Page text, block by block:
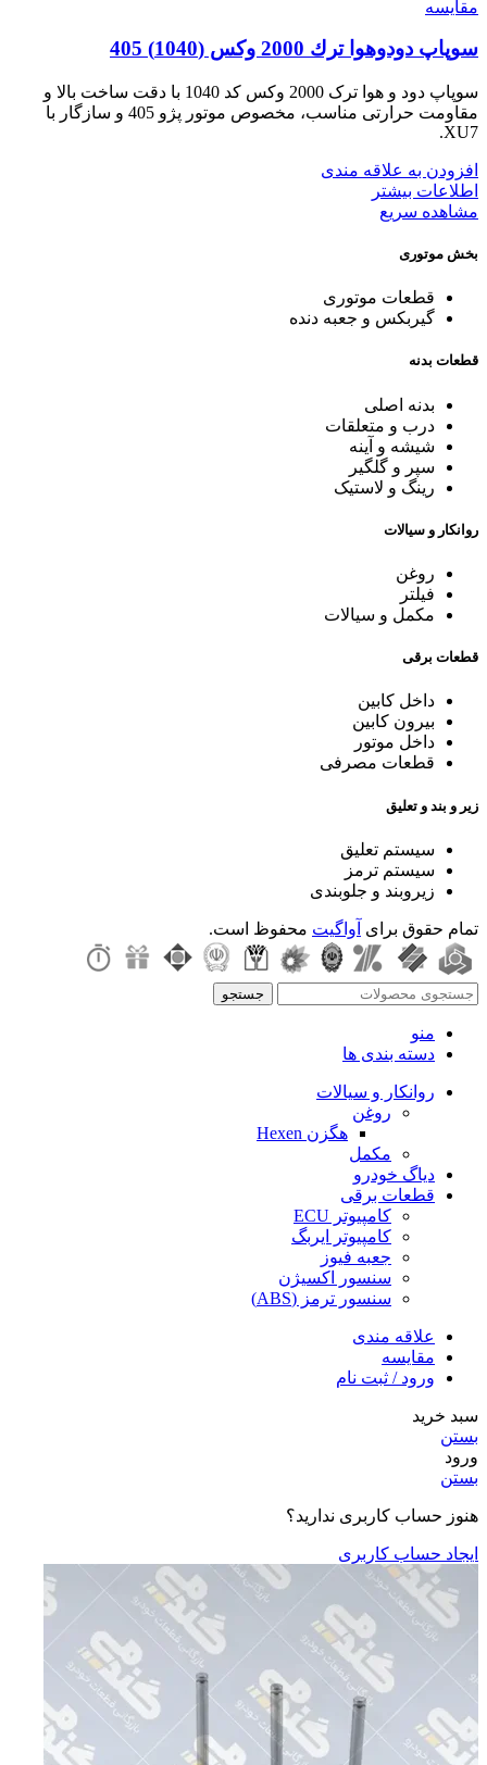
مقایسه
سوپاپ دودوهوا ترك 2000 وكس (1040) 405
سوپاپ دود و هوا ترک 2000 وکس کد 1040 با دقت ساخت بالا و
مقاومت حرارتی مناسب، مخصوص موتور پژو 405 و سازگار با
XU7.
افزودن به علاقه مندی
اطلاعات بیشتر
مشاهده سریع
بخش موتوری
قطعات موتوری
گیربکس و جعبه دنده
قطعات بدنه
بدنه اصلی
درب و متعلقات
شیشه و آینه
سپر و گلگیر
رینگ و لاستیک
روانکار و سیالات
روغن
فیلتر
مکمل و سیالات
قطعات برقی
داخل کابین
بیرون کابین
داخل موتور
قطعات مصرفی
زیر و بند و تعلیق
سیستم تعلیق
سیستم ترمز
زیروبند و جلوبندی
تمام حقوق برای آواگیت محفوظ است.
جستجو
منو
دسته بندی ها
روانکار و سیالات
روغن
هگزن Hexen
مکمل
دیاگ خودرو
قطعات برقی
کامپیوتر ECU
کامپیوتر ایربگ
جعبه فیوز
سنسور اکسیژن
سنسور ترمز (ABS)
علاقه مندی
مقایسه
ورود / ثبت نام
سبد خرید
بستن
ورود
بستن
هنوز حساب کاربری ندارید؟
ایجاد حساب کاربری